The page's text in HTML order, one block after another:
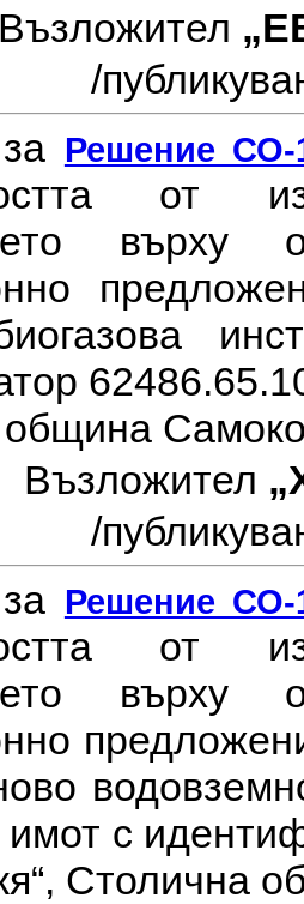
Възложител
/
за Решение СО-
от
община
Възложител
/
за Решение СО-
от
с
Столична